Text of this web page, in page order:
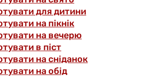
для дитини
на пікнік
на вечерю
в піст
на сніданок
на обід